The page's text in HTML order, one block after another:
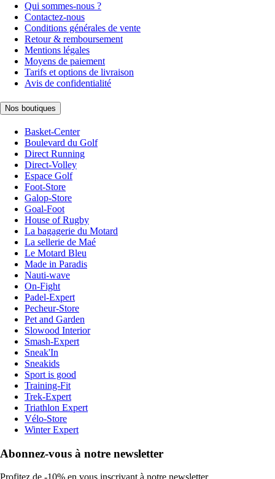
Qui sommes-nous ?
Contactez-nous
Conditions générales de vente
Retour & remboursement
Mentions légales
Moyens de paiement
Tarifs et options de livraison
Avis de confidentialité
Nos boutiques
Basket-Center
Boulevard du Golf
Direct Running
Direct-Volley
Espace Golf
Foot-Store
Galop-Store
Goal-Foot
House of Rugby
La bagagerie du Motard
La sellerie de Maé
Le Motard Bleu
Made in Paradis
Nauti-wave
On-Fight
Padel-Expert
Pecheur-Store
Pet and Garden
Slowood Interior
Smash-Expert
Sneak'In
Sneakids
Sport is good
Training-Fit
Trek-Expert
Triathlon Expert
Vélo-Store
Winter Expert
Abonnez-vous à notre newsletter